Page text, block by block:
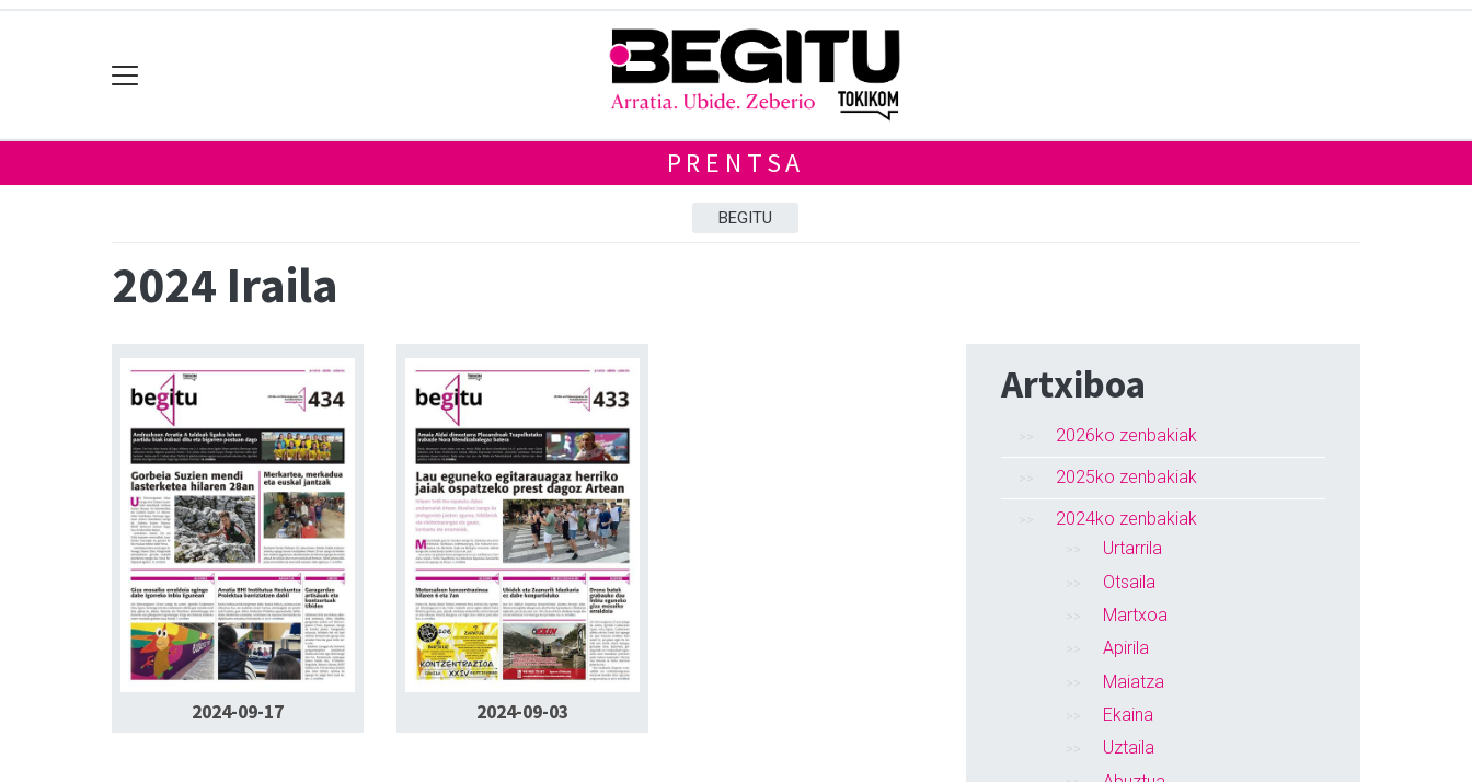
PRENTSA
BEGITU
2024 Iraila
2024-09-17 2024-09-03
Artxiboa
2026ko zenbakiak
2025ko zenbakiak
2024ko zenbakiak
Urtarrila
Otsaila
Martxoa
Apirila
Maiatza
Ekaina
Uztaila